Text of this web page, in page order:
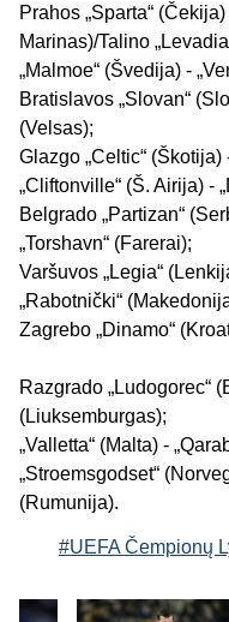
Prahos „Sparta“
Marinas)/Talino
„Malmoe“ (Švedija) -
Bratislavos „Slovan“
(Velsas);
Glazgo „Celtic“ (Škotija)
„Cliftonville“ (Š. Airija) -
Belgrado „Partizan“
„Torshavn“ (Farerai);
Varšuvos „Legia“
„Rabotnički“
Zagrebo „Dinamo“
Razgrado „Ludogorec“
(Liuksemburgas);
„Valletta“ (Malta) -
„Stroemsgodset“
(Rumunija).
#UEFA Čempionų